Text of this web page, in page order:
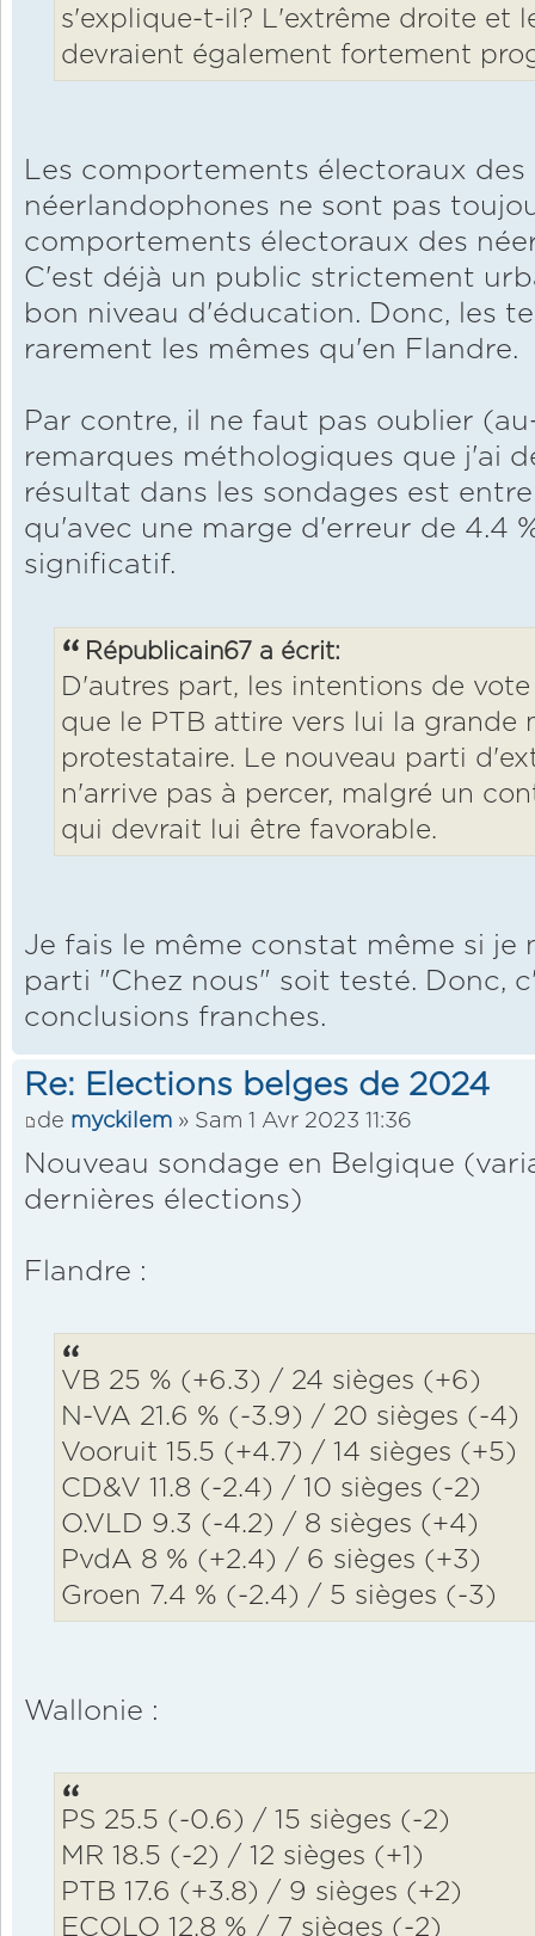
s'explique-t-il? L'extrême droite et
devraient également fortement
Les comportements électoraux des
néerlandophones ne sont pas
comportements électoraux des
C'est déjà un public strictement
bon niveau d'éducation. Donc, les
rarement les mêmes qu'en Flandre.
Par contre, il ne faut pas oublier
remarques méthologiques que j'ai
résultat dans les sondages est
qu'avec une marge d'erreur de 4.4
significatif.
Républicain67 a écrit:
D'autres part, les intentions de
que le PTB attire vers lui la grande
protestataire. Le nouveau parti
n'arrive pas à percer, malgré un
qui devrait lui être favorable.
Je fais le même constat même si je
parti "Chez nous" soit testé. Donc,
conclusions franches.
Re: Elections belges de 2024
de myckilem » Sam 1 Avr 2023 11:36
Nouveau sondage en Belgique
dernières élections)
Flandre :
VB 25 % (+6.3) / 24 sièges (+6)
N-VA 21.6 % (-3.9) / 20 sièges (-4)
Vooruit 15.5 (+4.7) / 14 sièges (+5)
CD&V 11.8 (-2.4) / 10 sièges (-2)
O.VLD 9.3 (-4.2) / 8 sièges (+4)
PvdA 8 % (+2.4) / 6 sièges (+3)
Groen 7.4 % (-2.4) / 5 sièges (-3)
Wallonie :
PS 25.5 (-0.6) / 15 sièges (-2)
MR 18.5 (-2) / 12 sièges (+1)
PTB 17.6 (+3.8) / 9 sièges (+2)
ECOLO 12.8 % / 7 sièges (-2)